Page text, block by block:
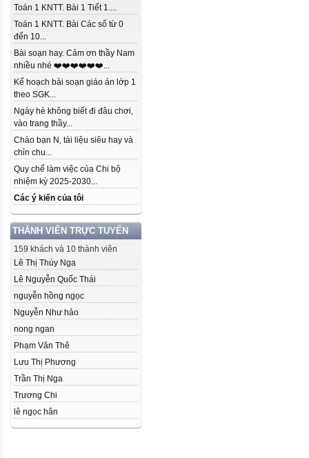
Toán 1 KNTT. Bài 1 Tiết 1....
Toán 1 KNTT. Bài Các số từ 0
đến 10...
Bài soạn hay. Cảm ơn thầy Nam
nhiều nhé ❤️❤️❤️❤️❤️❤️...
Kế hoạch bài soạn giáo án lớp 1
theo SGK...
Ngày hè không biết đi đâu chơi,
vào trang thầy...
Chào bạn N, tài liệu siêu hay và
chỉn chu...
Quy chế làm việc của Chi bộ
nhiệm kỳ 2025-2030...
Các ý kiến của tôi
THÀNH VIÊN TRỰC TUYẾN
159 khách và 10 thành viên
Lê Thị Thúy Nga
Lê Nguyễn Quốc Thái
nguyễn hồng ngọc
Nguyễn Như hảo
nong ngan
Phạm Văn Thê
Lưu Thị Phương
Trần Thị Nga
Trương Chi
lê ngọc hân